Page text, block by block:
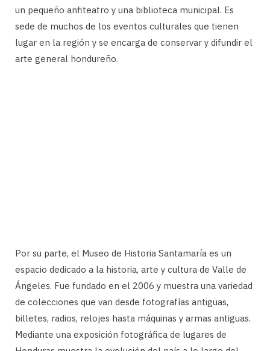
un pequeño anfiteatro y una biblioteca municipal. Es
sede de muchos de los eventos culturales que tienen
lugar en la región y se encarga de conservar y difundir el
arte general hondureño.
Por su parte, el Museo de Historia Santamaría es un
espacio dedicado a la historia, arte y cultura de Valle de
Ángeles. Fue fundado en el 2006 y muestra una variedad
de colecciones que van desde fotografías antiguas,
billetes, radios, relojes hasta máquinas y armas antiguas.
Mediante una exposición fotográfica de lugares de